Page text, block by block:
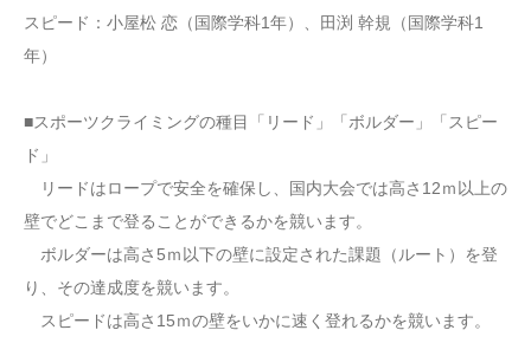
スピード：小屋松 恋（国際学科1年）、田渕 幹規（国際学科1
年）
■スポーツクライミングの種目「リード」「ボルダー」「スピー
ド」
リードはロープで安全を確保し、国内大会では高さ12ｍ以上の
壁でどこまで登ることができるかを競います。
ボルダーは高さ5ｍ以下の壁に設定された課題（ルート）を登
り、その達成度を競います。
スピードは高さ15ｍの壁をいかに速く登れるかを競います。